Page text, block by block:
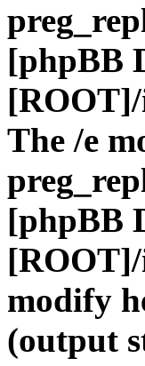
[phpBB
The /e
[phpBB
modify
(output